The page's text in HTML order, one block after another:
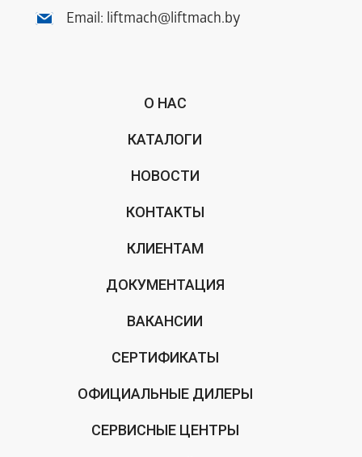
Email: liftmach@liftmach.by
О НАС
КАТАЛОГИ
НОВОСТИ
КОНТАКТЫ
КЛИЕНТАМ
ДОКУМЕНТАЦИЯ
ВАКАНСИИ
СЕРТИФИКАТЫ
ОФИЦИАЛЬНЫЕ ДИЛЕРЫ
СЕРВИСНЫЕ ЦЕНТРЫ